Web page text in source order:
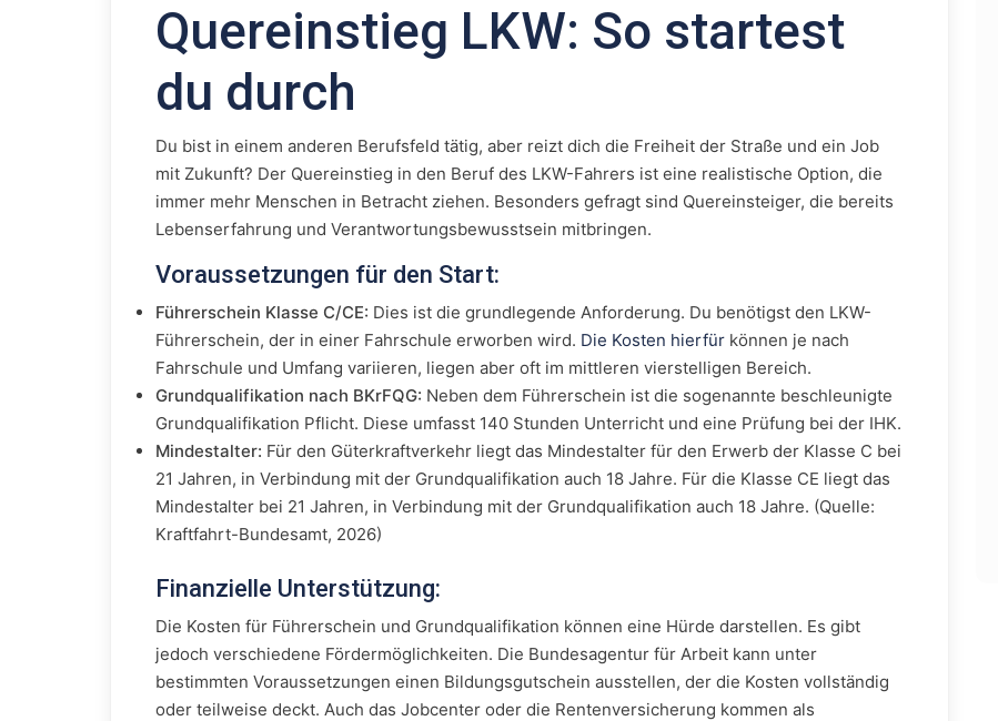
Quereinstieg LKW: So startest
du durch
Du bist in einem anderen Berufsfeld tätig, aber reizt dich die Freiheit der Straße und ein Job
mit Zukunft? Der Quereinstieg in den Beruf des LKW-Fahrers ist eine realistische Option, die
immer mehr Menschen in Betracht ziehen. Besonders gefragt sind Quereinsteiger, die bereits
Lebenserfahrung und Verantwortungsbewusstsein mitbringen.
Voraussetzungen für den Start:
Führerschein Klasse C/CE: Dies ist die grundlegende Anforderung. Du benötigst den LKW-
Führerschein, der in einer Fahrschule erworben wird. Die Kosten hierfür können je nach
Fahrschule und Umfang variieren, liegen aber oft im mittleren vierstelligen Bereich.
Grundqualifikation nach BKrFQG: Neben dem Führerschein ist die sogenannte beschleunigte
Grundqualifikation Pflicht. Diese umfasst 140 Stunden Unterricht und eine Prüfung bei der IHK.
Mindestalter: Für den Güterkraftverkehr liegt das Mindestalter für den Erwerb der Klasse C bei
21 Jahren, in Verbindung mit der Grundqualifikation auch 18 Jahre. Für die Klasse CE liegt das
Mindestalter bei 21 Jahren, in Verbindung mit der Grundqualifikation auch 18 Jahre. (Quelle:
Kraftfahrt-Bundesamt, 2026)
Finanzielle Unterstützung:
Die Kosten für Führerschein und Grundqualifikation können eine Hürde darstellen. Es gibt
jedoch verschiedene Fördermöglichkeiten. Die Bundesagentur für Arbeit kann unter
bestimmten Voraussetzungen einen Bildungsgutschein ausstellen, der die Kosten vollständig
oder teilweise deckt. Auch das Jobcenter oder die Rentenversicherung kommen als